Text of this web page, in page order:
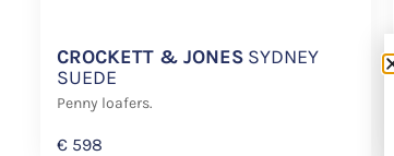
CROCKETT & JONES SYDNEY
SUEDE
Penny loafers.
€ 598